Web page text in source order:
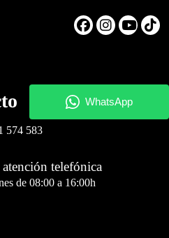
574 583
telefónica
de 08:00 a 16:00h